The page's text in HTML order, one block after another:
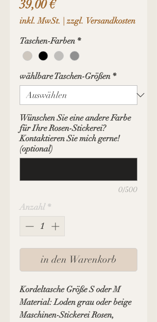
39,00 €Preis
inkl. MwSt. |zzgl. Versandkosten
Taschen-Farben *
wählbare Taschen-Größen *
Wünschen Sie eine andere Farbe
für Ihre Rosen-Stickerei?
Kontaktieren Sie mich gerne!
(optional)
0/500
Anzahl *
in den Warenkorb
Kordeltasche Größe S oder M
Material: Loden grau oder beige
Maschinen-Stickerei Rosen,